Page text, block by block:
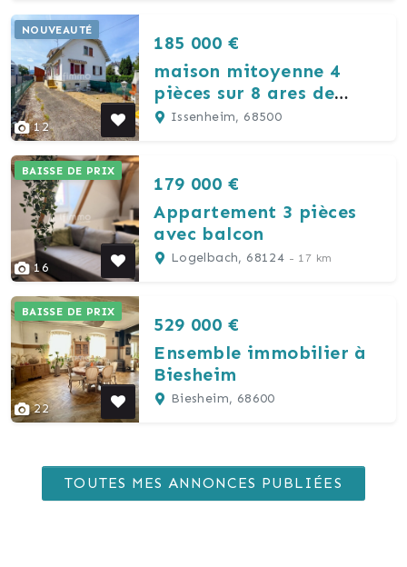
12
NOUVEAUTÉ
185 000 €
maison mitoyenne 4
pièces sur 8 ares de
terrain
Issenheim, 68500
16
BAISSE DE PRIX
179 000 €
Appartement 3 pièces
avec balcon
Logelbach, 68124 - 17 km
22
BAISSE DE PRIX
529 000 €
Ensemble immobilier à
Biesheim
Biesheim, 68600
TOUTES MES ANNONCES PUBLIÉES